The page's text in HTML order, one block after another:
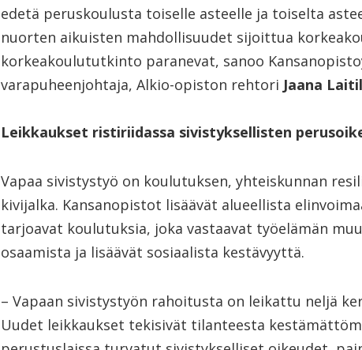
edetä peruskoulusta toiselle asteelle ja toiselta
nuorten aikuisten mahdollisuudet sijoittua
korkeakoulututkinto paranevat, sanoo
varapuheenjohtaja, Alkio-opiston rehtori Jaana
Leikkaukset ristiriidassa sivistyksellisten
Vapaa sivistystyö on koulutuksen, yhteiskunnan
kivijalka. Kansanopistot lisäävät alueellista
tarjoavat koulutuksia, joka vastaavat työelämän
osaamista ja lisäävät sosiaalista kestävyyttä.
– Vapaan sivistystyön rahoitusta on leikattu neljä
Uudet leikkaukset tekisivät tilanteesta